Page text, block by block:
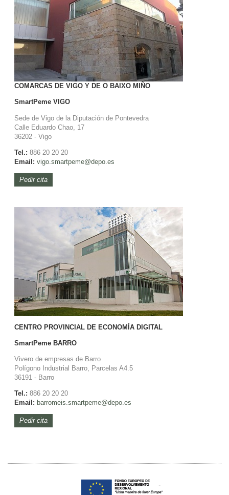
COMARCAS DE VIGO Y DE O BAIXO MIÑO
SmartPeme VIGO
Sede de Vigo de la Diputación de Pontevedra
Calle Eduardo Chao, 17
36202 - Vigo
Tel.: 886 20 20 20
Email: vigo.smartpeme@depo.es
Pedir cita
CENTRO PROVINCIAL DE ECONOMÍA DIGITAL
SmartPeme BARRO
Vivero de empresas de Barro
Polígono Industrial Barro, Parcelas A4.5
36191 - Barro
Tel.: 886 20 20 20
Email: barromeis.smartpeme@depo.es
Pedir cita